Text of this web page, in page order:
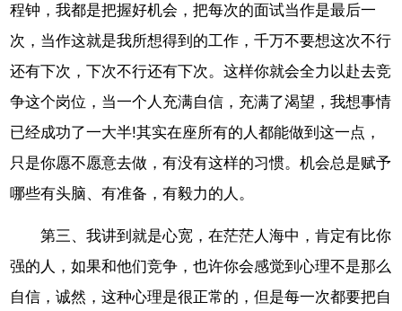
程钟，我都是把握好机会，把每次的面试当作是最后一
次，当作这就是我所想得到的工作，千万不要想这次不行
还有下次，下次不行还有下次。这样你就会全力以赴去竞
争这个岗位，当一个人充满自信，充满了渴望，我想事情
已经成功了一大半!其实在座所有的人都能做到这一点，
只是你愿不愿意去做，有没有这样的习惯。机会总是赋予
哪些有头脑、有准备，有毅力的人。
第三、我讲到就是心宽，在茫茫人海中，肯定有比你
强的人，如果和他们竞争，也许你会感觉到心理不是那么
自信，诚然，这种心理是很正常的，但是每一次都要把自